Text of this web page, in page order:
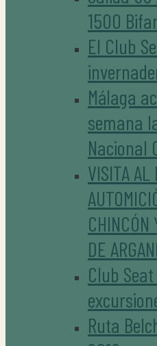
1500
El Club
Málaga
semana
Nacional
VISITA AL
CHINCÓN
DE
Club
Ruta